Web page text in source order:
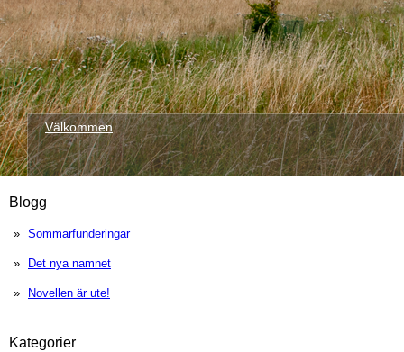
Välkommen
Blogg
Sommarfunderingar
Det nya namnet
Novellen är ute!
Kategorier